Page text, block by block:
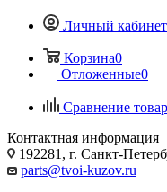
Личный кабинет
Корзина0
Отложенные0
Сравнение
Контактная информация
192281, г. Санкт-
parts@tvoi-kuzov.ru